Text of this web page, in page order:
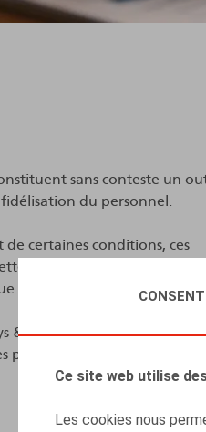
CONSENT
Ce site web utilise
Les cookies nous
sans conteste un
du personnel.
de certaines conditions, ces
souvent de diminuer le
pour le travailleur.
& Engels met le focus sur
vous aider à atteindre